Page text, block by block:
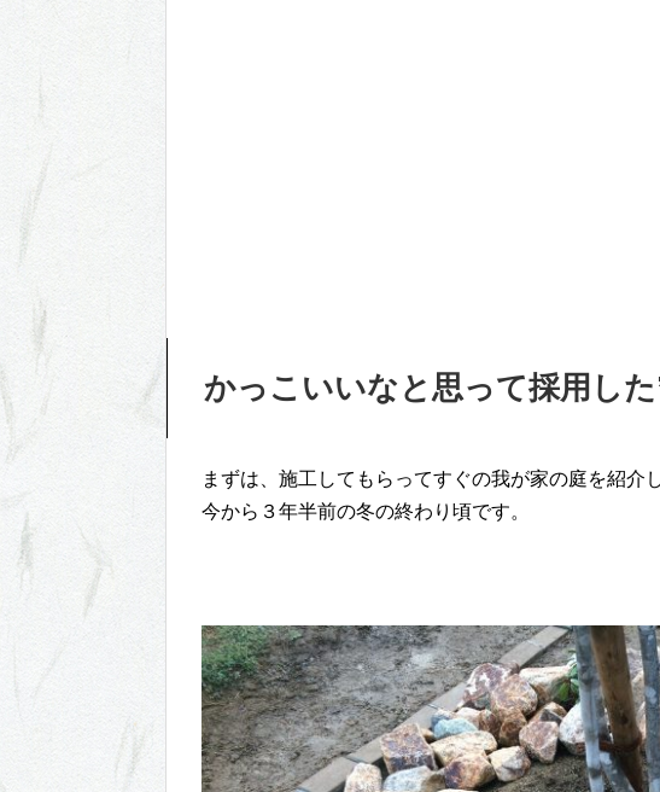
かっこいいなと思って採用し
まずは、施工してもらってすぐの我が家の庭を紹介
今から３年半前の冬の終わり頃です。